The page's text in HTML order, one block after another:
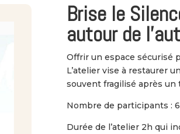
Brise le
autour de
Offrir un espace sécurisé
L’atelier vise à restaurer
souvent fragilisé après un
Nombre de participants :
Durée de l’atelier 2h qui